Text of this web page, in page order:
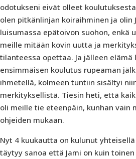
odotukseni eivät olleet
olen pitkänlinjan koiraihminen ja olin
luisumassa epätoivon suohon, enkä
meille mitään kovin uutta ja
tilanteessa opettaa. Ja jälleen elämä
ensimmäisen koulutus rupeaman
ihmetellä, kolmeen tuntiin sisältyi
merkityksellistä. Tiesin heti, että
oli meille tie eteenpäin, kunhan vain
ohjeiden mukaan.
Nyt 4 kuukautta on kulunut
täytyy sanoa että Jami on kuin